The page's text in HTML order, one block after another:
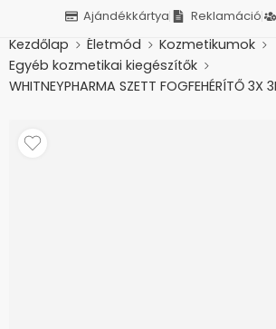
Ajándékkártya Reklamáció
Kezdőlap Életmód
Kozmetikumok
Egyéb kozmetikai kiegészítők
WHITNEYPHARMA SZETT FOGFEHÉRÍTŐ 3X